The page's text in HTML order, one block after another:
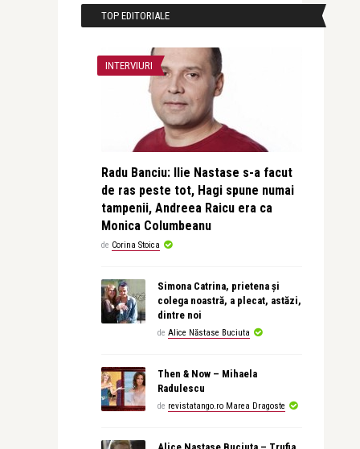
TOP EDITORIALE
INTERVIURI
Radu Banciu: Ilie Nastase s-a facut
de ras peste tot, Hagi spune numai
tampenii, Andreea Raicu era ca
Monica Columbeanu
de Corina Stoica
Simona Catrina, prietena și
colega noastră, a plecat, astăzi,
dintre noi
de Alice Năstase Buciuta
Then & Now – Mihaela
Radulescu
de revistatango.ro Marea Dragoste